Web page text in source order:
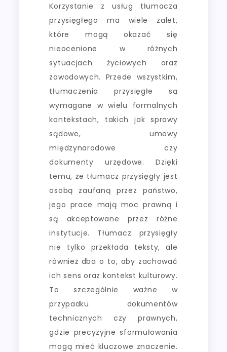
Korzystanie z usług tłumacza
przysięgłego ma wiele zalet,
które mogą okazać się
nieocenione w różnych
sytuacjach życiowych oraz
zawodowych. Przede wszystkim,
tłumaczenia przysięgłe są
wymagane w wielu formalnych
kontekstach, takich jak sprawy
sądowe, umowy
międzynarodowe czy
dokumenty urzędowe. Dzięki
temu, że tłumacz przysięgły jest
osobą zaufaną przez państwo,
jego prace mają moc prawną i
są akceptowane przez różne
instytucje. Tłumacz przysięgły
nie tylko przekłada teksty, ale
również dba o to, aby zachować
ich sens oraz kontekst kulturowy.
To szczególnie ważne w
przypadku dokumentów
technicznych czy prawnych,
gdzie precyzyjne sformułowania
mogą mieć kluczowe znaczenie.